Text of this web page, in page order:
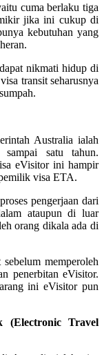
cuma berlaku tiga
jika ini cukup di
kebutuhan yang
nikmati hidup di
transit seharusnya
Australia ialah
satu tahun.
eVisitor ini hampir
visa ETA.
pengerjaan dari
ataupun di luar
orang dikala ada di
memperoleh
penerbitan eVisitor.
ini eVisitor pun
(Electronic Travel